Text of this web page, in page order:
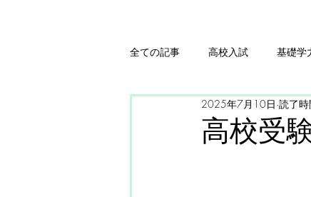
全ての記事 高校入試 基礎学
ご案内
高校受
2025年7月10日 読了